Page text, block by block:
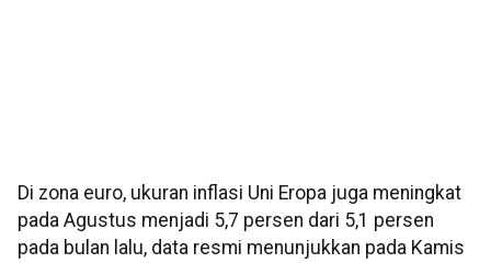
Di zona euro, ukuran inflasi Uni Eropa juga meningkat
pada Agustus menjadi 5,7 persen dari 5,1 persen
pada bulan lalu, data resmi menunjukkan pada Kamis